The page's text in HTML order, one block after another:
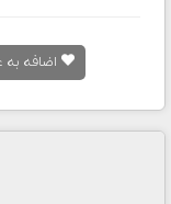
اضافه به